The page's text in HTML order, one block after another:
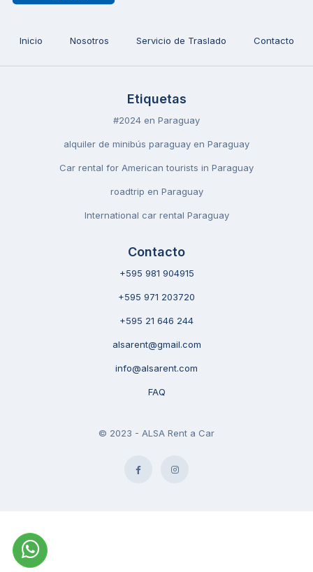
Inicio Nosotros Servicio de Traslado Contacto
Etiquetas
#2024 en Paraguay
alquiler de minibús paraguay en Paraguay
Car rental for American tourists in Paraguay
roadtrip en Paraguay
International car rental Paraguay
Contacto
+595 981 904915
+595 971 203720
+595 21 646 244
alsarent@gmail.com
info@alsarent.com
FAQ
© 2023 - ALSA Rent a Car